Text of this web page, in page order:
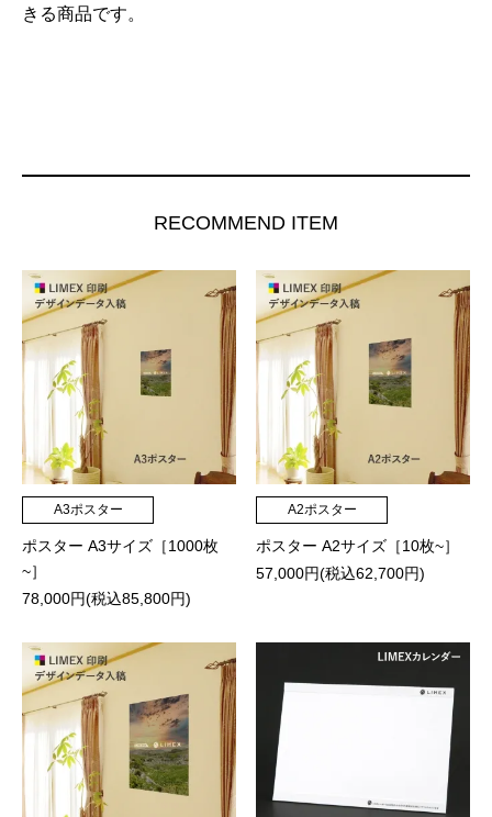
きる商品です。
RECOMMEND ITEM
A3ポスター
ポスター A3サイズ［1000枚
~］
78,000円(税込85,800円)
A2ポスター
ポスター A2サイズ［10枚~］
57,000円(税込62,700円)